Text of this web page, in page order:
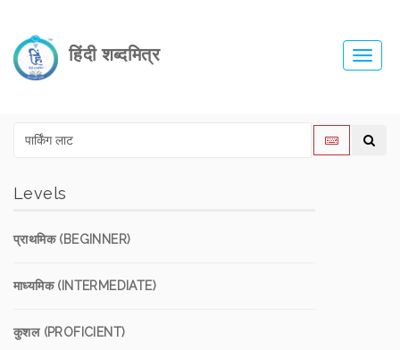
हिंदी शब्दमित्र
Levels
प्राथमिक (BEGINNER)
माध्यमिक (INTERMEDIATE)
कुशल (PROFICIENT)